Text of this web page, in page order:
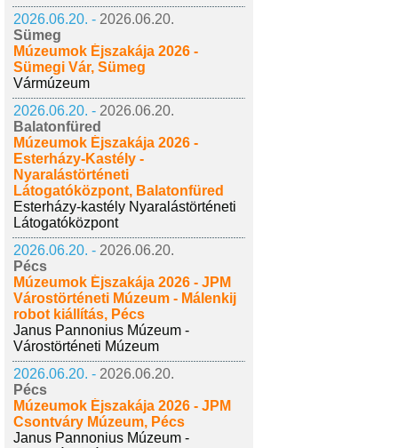
2026.06.20. - 2026.06.20.
Sümeg
Múzeumok Éjszakája 2026 -
Sümegi Vár, Sümeg
Vármúzeum
2026.06.20. - 2026.06.20.
Balatonfüred
Múzeumok Éjszakája 2026 -
Esterházy-Kastély -
Nyaralástörténeti
Látogatóközpont, Balatonfüred
Esterházy-kastély Nyaralástörténeti
Látogatóközpont
2026.06.20. - 2026.06.20.
Pécs
Múzeumok Éjszakája 2026 - JPM
Várostörténeti Múzeum - Málenkij
robot kiállítás, Pécs
Janus Pannonius Múzeum -
Várostörténeti Múzeum
2026.06.20. - 2026.06.20.
Pécs
Múzeumok Éjszakája 2026 - JPM
Csontváry Múzeum, Pécs
Janus Pannonius Múzeum -